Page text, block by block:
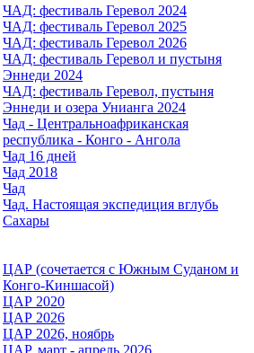
ЧАД: фестиваль Геревол 2024
ЧАД: фестиваль Геревол 2025
ЧАД: фестиваль Геревол 2026
ЧАД: фестиваль Геревол и пустыня
Эннеди 2024
ЧАД: фестиваль Геревол, пустыня
Эннеди и озера Унианга 2024
Чад - Центральноафриканская
республика - Конго - Ангола
Чад 16 дней
Чад 2018
Чад
Чад. Настоящая экспедиция вглубь
Сахары
ЦАР (сочетается с Южным Суданом и
Конго-Киншасой)
ЦАР 2020
ЦАР 2026
ЦАР 2026, ноябрь
ЦАР, март - апрель 2026